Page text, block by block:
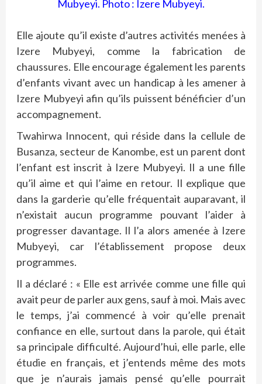
Mubyeyi. Photo : Izere Mubyeyi.
Elle ajoute qu’il existe d’autres activités menées à
Izere Mubyeyi, comme la fabrication de
chaussures. Elle encourage également les parents
d’enfants vivant avec un handicap à les amener à
Izere Mubyeyi afin qu’ils puissent bénéficier d’un
accompagnement.
Twahirwa Innocent, qui réside dans la cellule de
Busanza, secteur de Kanombe, est un parent dont
l’enfant est inscrit à Izere Mubyeyi. Il a une fille
qu’il aime et qui l’aime en retour. Il explique que
dans la garderie qu’elle fréquentait auparavant, il
n’existait aucun programme pouvant l’aider à
progresser davantage. Il l’a alors amenée à Izere
Mubyeyi, car l’établissement propose deux
programmes.
Il a déclaré : « Elle est arrivée comme une fille qui
avait peur de parler aux gens, sauf à moi. Mais avec
le temps, j’ai commencé à voir qu’elle prenait
confiance en elle, surtout dans la parole, qui était
sa principale difficulté. Aujourd’hui, elle parle, elle
étudie en français, et j’entends même des mots
que je n’aurais jamais pensé qu’elle pourrait